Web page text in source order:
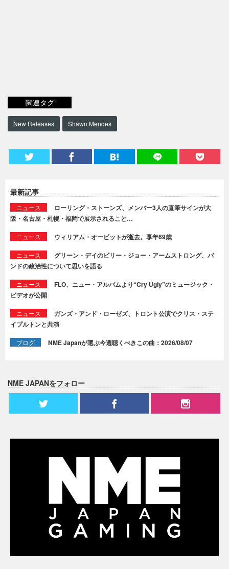
関連タグ
New Releases Shawn Mendes
最新記事
ニュース
ローリング・ストーンズ、メンバー3人の直筆サインが大
阪・名古屋・札幌・福岡で展示されること…
ニュース ウィリアム・オービットが逝去。享年69歳
ニュース
グリーン・デイのビリー・ジョー・アームストロング、バ
ンドの政治性について思いを語る
ニュース
FLO、ニュー・アルバムより“Cry Ugly”のミュージック・
ビデオが公開
ニュース
ガンズ・アンド・ローゼズ、トロント公演でクリス・ステ
イプルトンと共演
ブログ NME Japanが選ぶ今週聴くべきこの曲：2026/08/07
NME JAPANをフォロー